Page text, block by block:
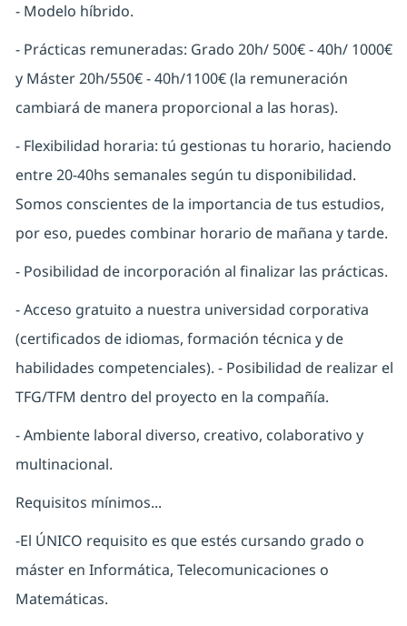
- Modelo híbrido.
- Prácticas remuneradas: Grado 20h/ 500€ - 40h/ 1000€
y Máster 20h/550€ - 40h/1100€ (la remuneración
cambiará de manera proporcional a las horas).
- Flexibilidad horaria: tú gestionas tu horario, haciendo
entre 20-40hs semanales según tu disponibilidad.
Somos conscientes de la importancia de tus estudios,
por eso, puedes combinar horario de mañana y tarde.
- Posibilidad de incorporación al finalizar las prácticas.
- Acceso gratuito a nuestra universidad corporativa
(certificados de idiomas, formación técnica y de
habilidades competenciales). - Posibilidad de realizar el
TFG/TFM dentro del proyecto en la compañía.
- Ambiente laboral diverso, creativo, colaborativo y
multinacional.
Requisitos mínimos...
-El ÚNICO requisito es que estés cursando grado o
máster en Informática, Telecomunicaciones o
Matemáticas.